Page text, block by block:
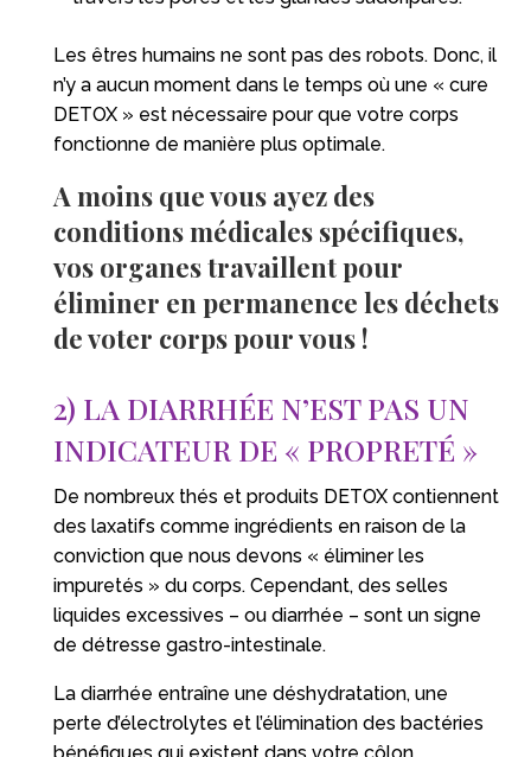
Les êtres humains ne sont pas des robots. Donc, il
n’y a aucun moment dans le temps où une « cure
DETOX » est nécessaire pour que votre corps
fonctionne de manière plus optimale.
A moins que vous ayez des
conditions médicales spécifiques,
vos organes travaillent pour
éliminer en permanence les déchets
de voter corps pour vous !
2) LA DIARRHÉE N’EST PAS UN
INDICATEUR DE « PROPRETÉ »
De nombreux thés et produits DETOX contiennent
des laxatifs comme ingrédients en raison de la
conviction que nous devons « éliminer les
impuretés » du corps. Cependant, des selles
liquides excessives – ou diarrhée – sont un signe
de détresse gastro-intestinale.
La diarrhée entraîne une déshydratation, une
perte d’électrolytes et l’élimination des bactéries
bénéfiques qui existent dans votre côlon,